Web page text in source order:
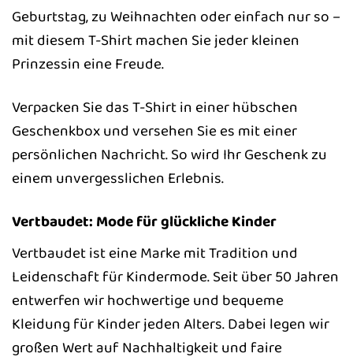
Geburtstag, zu Weihnachten oder einfach nur so –
mit diesem T-Shirt machen Sie jeder kleinen
Prinzessin eine Freude.
Verpacken Sie das T-Shirt in einer hübschen
Geschenkbox und versehen Sie es mit einer
persönlichen Nachricht. So wird Ihr Geschenk zu
einem unvergesslichen Erlebnis.
Vertbaudet: Mode für glückliche Kinder
Vertbaudet ist eine Marke mit Tradition und
Leidenschaft für Kindermode. Seit über 50 Jahren
entwerfen wir hochwertige und bequeme
Kleidung für Kinder jeden Alters. Dabei legen wir
großen Wert auf Nachhaltigkeit und faire